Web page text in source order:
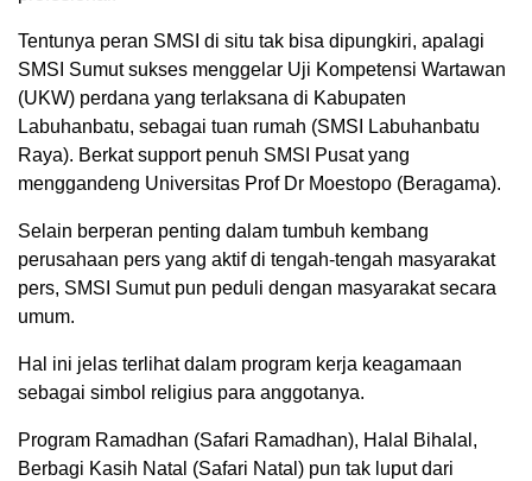
Tentunya peran SMSI di situ tak bisa dipungkiri, apalagi
SMSI Sumut sukses menggelar Uji Kompetensi Wartawan
(UKW) perdana yang terlaksana di Kabupaten
Labuhanbatu, sebagai tuan rumah (SMSI Labuhanbatu
Raya). Berkat support penuh SMSI Pusat yang
menggandeng Universitas Prof Dr Moestopo (Beragama).
Selain berperan penting dalam tumbuh kembang
perusahaan pers yang aktif di tengah-tengah masyarakat
pers, SMSI Sumut pun peduli dengan masyarakat secara
umum.
Hal ini jelas terlihat dalam program kerja keagamaan
sebagai simbol religius para anggotanya.
Program Ramadhan (Safari Ramadhan), Halal Bihalal,
Berbagi Kasih Natal (Safari Natal) pun tak luput dari